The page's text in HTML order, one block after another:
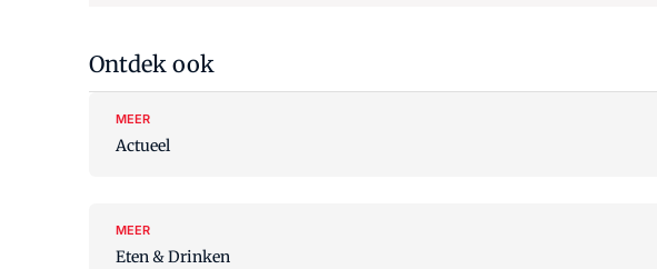
Ontdek ook
MEER
Actueel
MEER
Eten & Drinken